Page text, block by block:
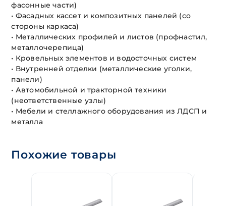
фасонные части)
• Фасадных кассет и композитных панелей (со
стороны каркаса)
• Металлических профилей и листов (профнастил,
металлочерепица)
• Кровельных элементов и водосточных систем
• Внутренней отделки (металлические уголки,
панели)
• Автомобильной и тракторной техники
(неответственные узлы)
• Мебели и стеллажного оборудования из ЛДСП и
металла
Похожие товары